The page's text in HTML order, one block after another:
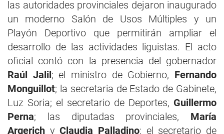
las autoridades provinciales dejaron inaugurado
un moderno Salón de Usos Múltiples y un
Playón Deportivo que permitirán ampliar el
desarrollo de las actividades liguistas. El acto
oficial contó con la presencia del gobernador
Raúl Jalil ; el ministro de Gobierno, Fernando
Monguillot; la secretaria de Estado de Gabinete,
Luz Soria; el secretario de Deportes, Guillermo
Perna; las diputadas provinciales, María
Argerich yClaudia Palladino; el secretario de